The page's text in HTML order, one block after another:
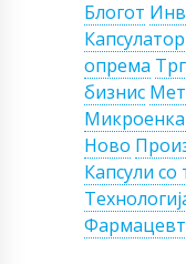
Блогот
Капсулатор
опрема
бизнис
Ново
Капсули